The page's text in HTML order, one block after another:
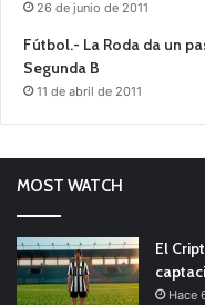
26 de junio de 2011
Fútbol.- La Roda da un
Segunda B
11 de abril de 2011
MOST WATCH
El
Hace